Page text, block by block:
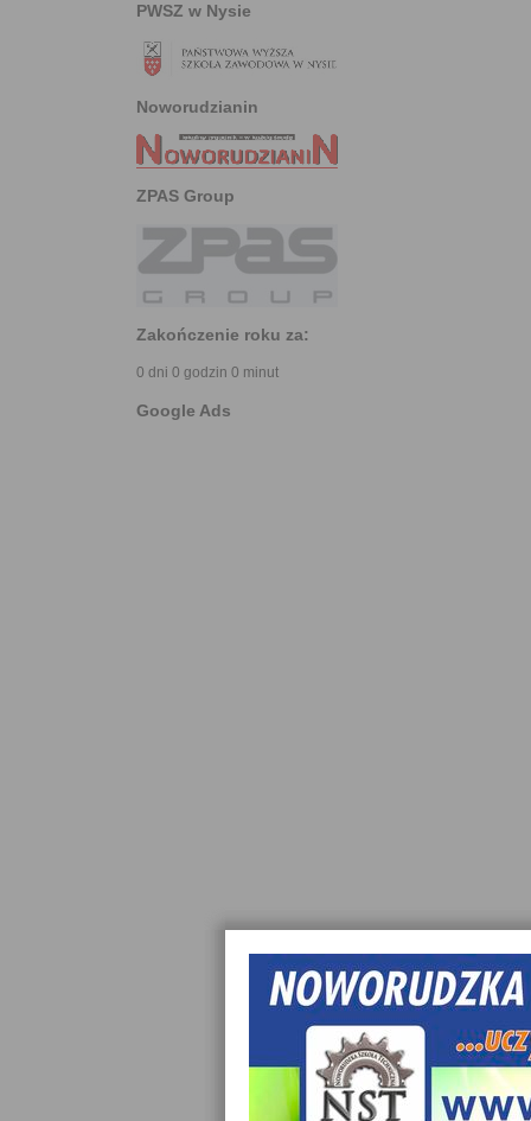
PWSZ w Nysie
Noworudzianin
ZPAS Group
Zakończenie roku za:
0 dni 0 godzin 0 minut
Google Ads